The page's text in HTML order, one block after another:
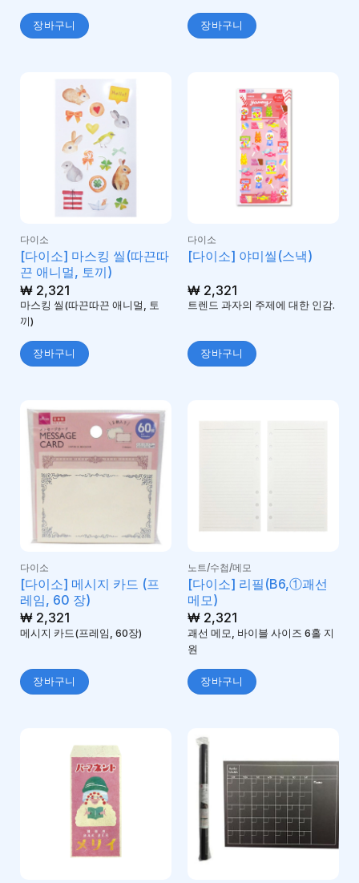
장바구니 장바구니
다이소
[다이소] 마스킹 씰(따끈따
끈 애니멀, 토끼)
₩2,321
마스킹 씰(따끈따끈 애니멀, 토
끼)
장바구니
다이소
[다이소] 야미씰(스낵)
₩2,321
트렌드 과자의 주제에 대한 인감.
장바구니
다이소
[다이소] 메시지 카드 (프
레임, 60 장)
₩2,321
메시지 카드(프레임, 60장)
장바구니
노트/수첩/메모
[다이소] 리필(B6,①괘선
메모)
₩2,321
괘선 메모, 바이블 사이즈 6홀 지
원
장바구니